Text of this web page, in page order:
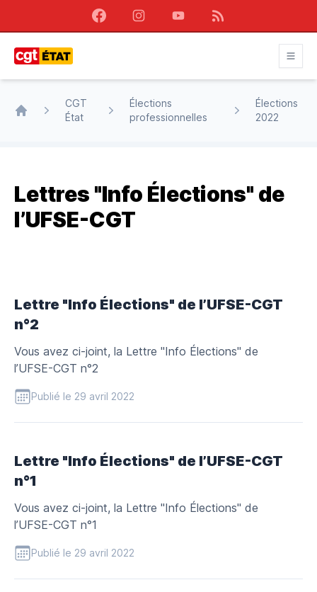
FacebookInstagramYoutubeRSS
CGT
État
Élections
professionnelles
Élections
2022
Lettres "Info Élections" de
l’UFSE-CGT
Lettre "Info Élections" de l’UFSE-CGT
n°2
Vous avez ci-joint, la Lettre "Info Élections" de
l’UFSE-CGT n°2
Publié le 29 avril 2022
Lettre "Info Élections" de l’UFSE-CGT
n°1
Vous avez ci-joint, la Lettre "Info Élections" de
l’UFSE-CGT n°1
Publié le 29 avril 2022